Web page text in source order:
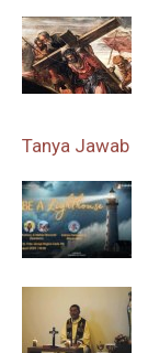
Tanya Jawab